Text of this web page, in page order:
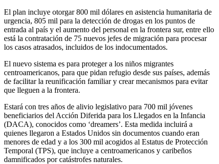
El plan incluye otorgar 800 mil dólares en asistencia humanitaria de
urgencia, 805 mil para la detección de drogas en los puntos de
entrada al país y el aumento del personal en la frontera sur, entre ello
está la contratación de 75 nuevos jefes de migración para procesar
los casos atrasados, incluidos de los indocumentados.
El nuevo sistema es para proteger a los niños migrantes
centroamericanos, para que pidan refugio desde sus países, además
de facilitar la reunificación familiar y crear mecanismos para evitar
que lleguen a la frontera.
Estará con tres años de alivio legislativo para 700 mil jóvenes
beneficiarios del Acción Diferida para los Llegados en la Infancia
(DACA), conocidos como ‘dreamers’. Esta medida incluirá a
quienes llegaron a Estados Unidos sin documentos cuando eran
menores de edad y a los 300 mil acogidos al Estatus de Protección
Temporal (TPS), que incluye a centroamericanos y caribeños
damnificados por catástrofes naturales.